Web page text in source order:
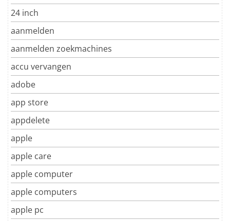
24 inch
aanmelden
aanmelden zoekmachines
accu vervangen
adobe
app store
appdelete
apple
apple care
apple computer
apple computers
apple pc